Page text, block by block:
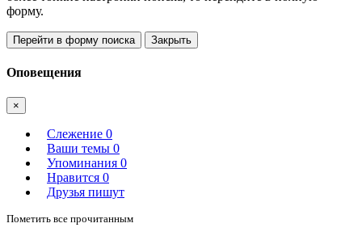
форму.
Перейти в форму поиска Закрыть
Оповещения
×
Слежение 0
Ваши темы 0
Упоминания 0
Нравится 0
Друзья пишут
Пометить все прочитанным